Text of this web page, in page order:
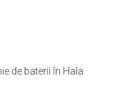
de baterii în Hala